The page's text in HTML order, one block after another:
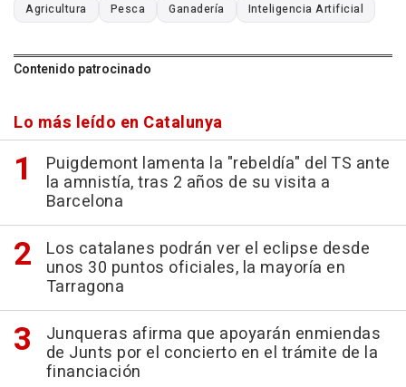
Agricultura
Pesca Ganadería Inteligencia Artificial
Contenido patrocinado
Lo más leído en Catalunya
Puigdemont lamenta la "rebeldía" del TS ante
la amnistía, tras 2 años de su visita a
Barcelona
Los catalanes podrán ver el eclipse desde
unos 30 puntos oficiales, la mayoría en
Tarragona
Junqueras afirma que apoyarán enmiendas
de Junts por el concierto en el trámite de la
financiación